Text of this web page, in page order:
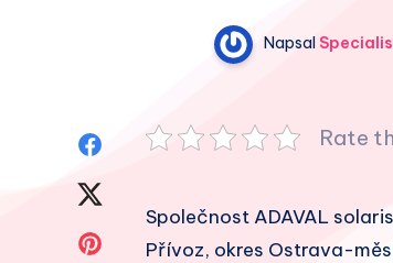
Napsal
Sdílet
Facebook
Sdílet
Rate
Společnost ADAVAL
Přívoz, okres Ostrava-